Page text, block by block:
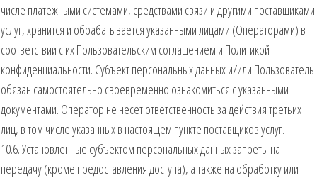
числе платежными системами, средствами связи и другими поставщиками
услуг, хранится и обрабатывается указанными лицами (Операторами) в
соответствии с их Пользовательским соглашением и Политикой
конфиденциальности. Субъект персональных данных и/или Пользователь
обязан самостоятельно своевременно ознакомиться с указанными
документами. Оператор не несет ответственность за действия третьих
лиц, в том числе указанных в настоящем пункте поставщиков услуг.
10.6. Установленные субъектом персональных данных запреты на
передачу (кроме предоставления доступа), а также на обработку или